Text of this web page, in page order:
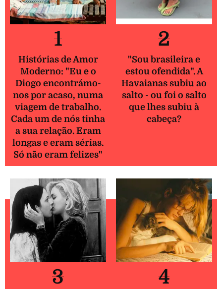
1
Histórias de Amor
Moderno: "Eu e o
Diogo encontrámo-
nos por acaso, numa
viagem de trabalho.
Cada um de nós tinha
a sua relação. Eram
longas e eram sérias.
Só não eram felizes"
2
"Sou brasileira e
estou ofendida". A
Havaianas subiu ao
salto - ou foi o salto
que lhes subiu à
cabeça?
3 4